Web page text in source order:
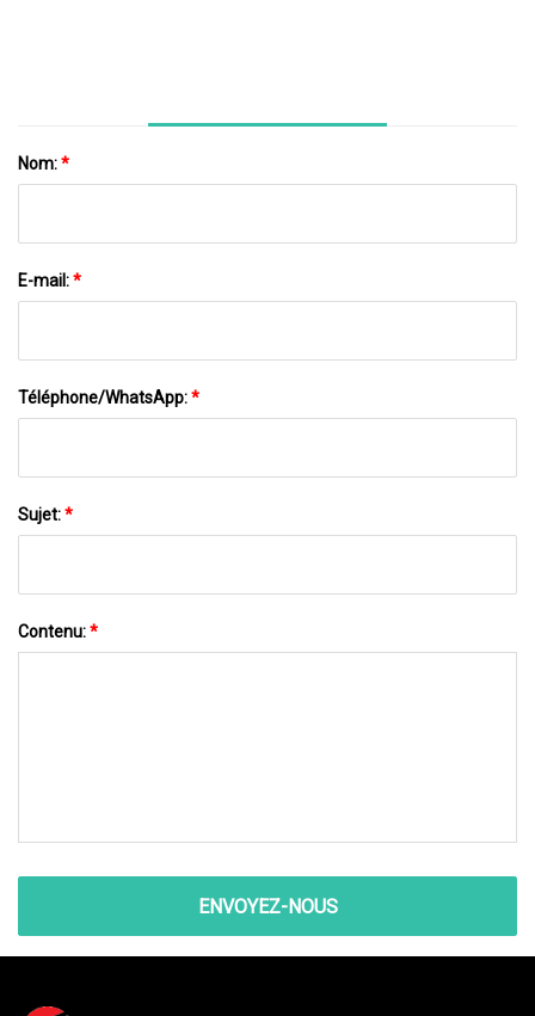
Nom:*
E-mail:*
Téléphone/WhatsApp:*
Sujet:*
Contenu:*
ENVOYEZ-NOUS